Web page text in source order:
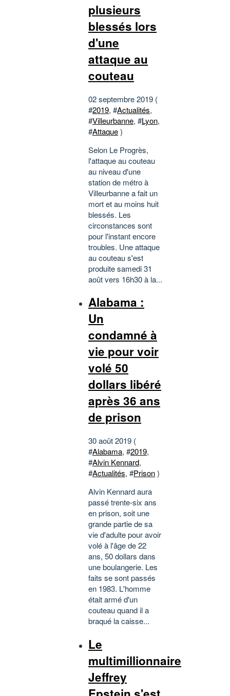
plusieurs
blessés lors
d'une
attaque au
couteau
02 septembre 2019 (
#2019, #Actualités,
#Villeurbanne, #Lyon,
#Attaque)
Selon Le Progrès,
l'attaque au couteau
au niveau d'une
station de métro à
Villeurbanne a fait un
mort et au moins huit
blessés. Les
circonstances sont
pour l'instant encore
troubles. Une attaque
au couteau s'est
produite samedi 31
août vers 16h30 à la...
Alabama :
Un
condamné à
vie pour voir
volé 50
dollars libéré
après 36 ans
de prison
30 août 2019 (
#Alabama, #2019,
#Alvin Kennard,
#Actualités, #Prison)
Alvin Kennard aura
passé trente-six ans
en prison, soit une
grande partie de sa
vie d'adulte pour avoir
volé à l'âge de 22
ans, 50 dollars dans
une boulangerie. Les
faits se sont passés
en 1983. L'homme
était armé d'un
couteau quand il a
braqué la caisse...
Le
multimillionnaire
Jeffrey